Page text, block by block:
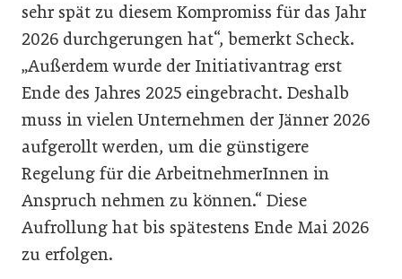
sehr spät zu diesem Kompromiss für das Jahr
2026 durchgerungen hat“, bemerkt Scheck.
„Außerdem wurde der Initiativantrag erst
Ende des Jahres 2025 eingebracht. Deshalb
muss in vielen Unternehmen der Jänner 2026
aufgerollt werden, um die günstigere
Regelung für die ArbeitnehmerInnen in
Anspruch nehmen zu können.“ Diese
Aufrollung hat bis spätestens Ende Mai 2026
zu erfolgen.